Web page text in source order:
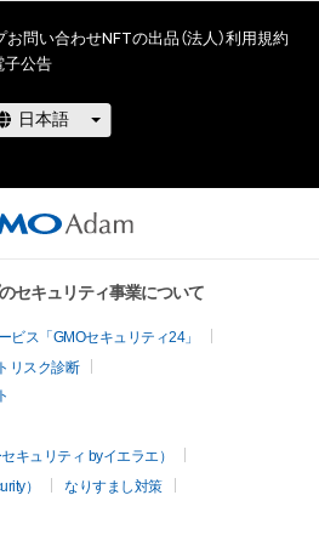
お問い合わせNFTの出品（法人）利用規約
子公告
セキュリティ事業について
ス「GMOセキュリティ24」
リスク診断
キュリティ byイエラエ）
）
なりすまし対策